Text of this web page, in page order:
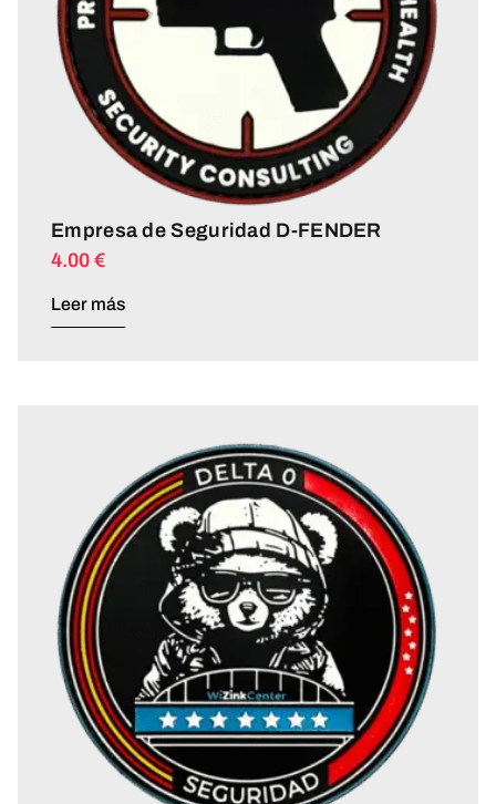
Empresa de Seguridad D-FENDER
4.00 €
Leer más